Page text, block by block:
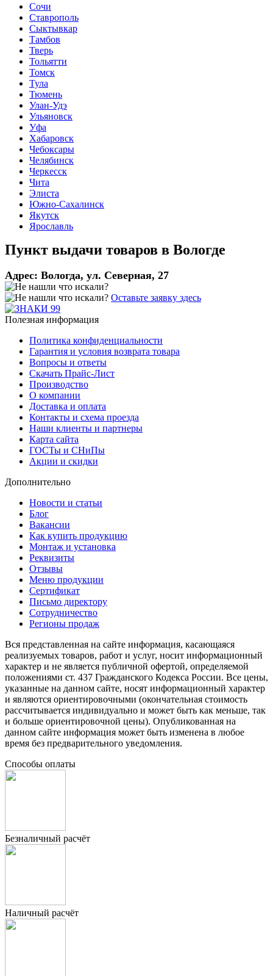
Сочи
Ставрополь
Сыктывкар
Тамбов
Тверь
Тольятти
Томск
Тула
Тюмень
Улан-Удэ
Ульяновск
Уфа
Хабаровск
Чебоксары
Челябинск
Черкесск
Чита
Элиста
Южно-Сахалинск
Якутск
Ярославль
Пункт выдачи товаров в Вологде
Адрес: Вологда, ул. Северная, 27
Оставьте заявку здесь
Полезная информация
Политика конфиденциальности
Гарантия и условия возврата товара
Вопросы и ответы
Скачать Прайс-Лист
Производство
О компании
Доставка и оплата
Контакты и схема проезда
Наши клиенты и партнеры
Карта сайта
ГОСТы и СНиПы
Акции и скидки
Дополнительно
Новости и статьи
Блог
Вакансии
Как купить продукцию
Монтаж и установка
Реквизиты
Отзывы
Меню продукции
Сертификат
Письмо директору
Сотрудничество
Регионы продаж
Вся представленная на сайте информация, касающаяся
реализуемых товаров, работ и услуг, носит информационный
характер и не является публичной офертой, определяемой
положениями ст. 437 Гражданского Кодекса России. Все цены,
указанные на данном сайте, носят информационный характер
и являются ориентировочными (окончательная стоимость
рассчитывается индивидуально и может быть как меньше, так
и больше ориентировочной цены). Опубликованная на
данном сайте информация может быть изменена в любое
время без предварительного уведомления.
Способы оплаты
Безналичный расчёт
Наличный расчёт